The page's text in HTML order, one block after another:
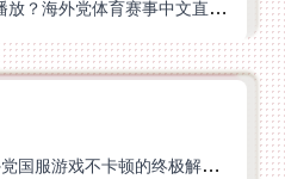
在香港看抖音世界杯无法播放？海外党体育赛事中文直播终极指南
在英国打激战2卡吗？海外党国服游戏不卡顿的终极解决方案